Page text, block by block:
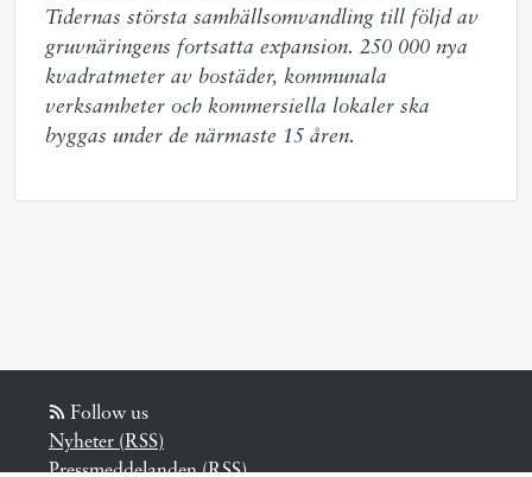
Tidernas största samhällsomvandling till följd av
gruvnäringens fortsatta expansion. 250 000 nya
kvadratmeter av bostäder, kommunala
verksamheter och kommersiella lokaler ska
byggas under de närmaste 15 åren.
Follow us
Nyheter (RSS)
Pressmeddelanden (RSS)